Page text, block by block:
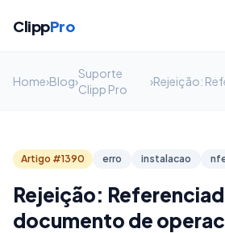
ClippPro
Home›Blog›
Suporte
Clipp Pro
›
Artigo #1390 erro instalacao
Rejeição:
documento de